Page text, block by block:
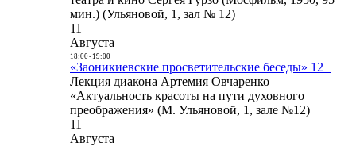
мин.) (Ульяновой, 1, зал № 12)
11
Августа
18:00- 19:00
«Заоникиевские просветительские беседы» 12+
Лекция диакона Артемия Овчаренко
«Актуальность красоты на пути духовного
преображения» (М. Ульяновой, 1, зале №12)
11
Августа